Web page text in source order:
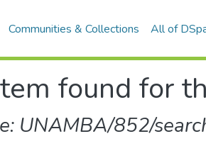
Communities & Collections All of
found for
UNAMBA/852/